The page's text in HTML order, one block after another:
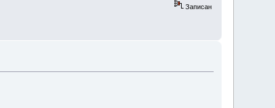
Записан